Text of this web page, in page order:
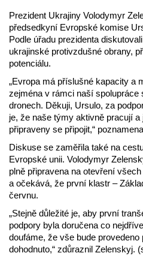
Prezident Ukrajiny Volodymyr
předsedkyní Evropské komise
Podle úřadu prezidenta
ukrajinské protivzdušné obrany,
potenciálu.
„Evropa má příslušné kapacity a
zejména v rámci naší spolupráce
dronech. Děkuji, Ursulo, za
je, že naše týmy aktivně pracují
připraveny se připojit,“
Diskuse se zaměřila také na
Evropské unii. Volodymyr
plně připravena na otevření
a očekává, že první klastr –
červnu.
„Stejně důležité je, aby první
podpory byla doručena co
doufáme, že vše bude provedeno
dohodnuto,“ zdůraznil Zelenskyj.